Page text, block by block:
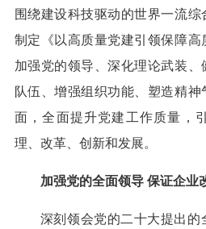
围绕建设科技驱动的世界一流
制定《以高质量党建引领保障
加强党的领导、深化理论武装
队伍、增强组织功能、塑造精
面，全面提升党建工作质量，
理、改革、创新和发展。
加强党的全面领导 保证企业
深刻领会党的二十大提出的